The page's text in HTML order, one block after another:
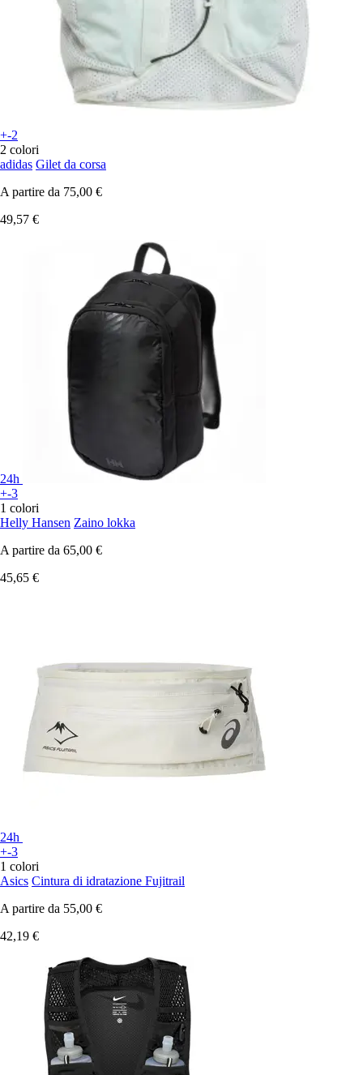
+-2
2 colori
adidas Gilet da corsa
A partire da 75,00 €
49,57 €
24h
+-3
1 colori
Helly Hansen Zaino lokka
A partire da 65,00 €
45,65 €
24h
+-3
1 colori
Asics Cintura di idratazione Fujitrail
A partire da 55,00 €
42,19 €